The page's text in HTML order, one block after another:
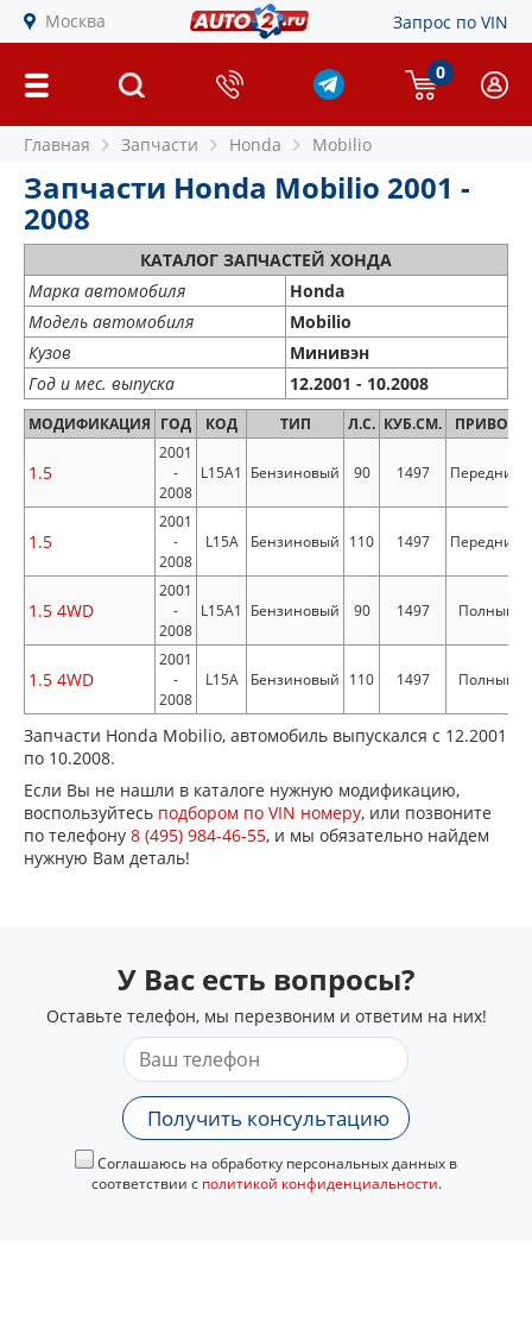
Москва Запрос по VIN
0
Главная Запчасти Honda Mobilio
Запчасти Honda Mobilio 2001 -
2008
КАТАЛОГ ЗАПЧАСТЕЙ ХОНДА
Марка автомобиля
Honda
Модель автомобиля
Mobilio
Кузов
Минивэн
Год и мес. выпуска
12.2001 - 10.2008
МОДИФИКАЦИЯ ГОД КОД ТИП Л.С. КУБ.СМ. ПРИВОД
1.5
2001
-
2008
L15A1 Бензиновый 90 1497 Передний
1.5
2001
-
2008
L15A Бензиновый 110 1497 Передний
1.5 4WD
2001
-
2008
L15A1 Бензиновый 90 1497 Полный
1.5 4WD
2001
-
2008
L15A Бензиновый 110 1497 Полный
Запчасти Honda Mobilio, автомобиль выпускался с 12.2001
по 10.2008.
Если Вы не нашли в каталоге нужную модификацию,
воспользуйтесь подбором по VIN номеру, или позвоните
по телефону 8 (495) 984-46-55, и мы обязательно найдем
нужную Вам деталь!
У Вас есть вопросы?
Оставьте телефон, мы перезвоним и ответим на них!
Получить консультацию
Соглашаюсь на обработку персональных данных в
соответствии с политикой конфиденциальности.